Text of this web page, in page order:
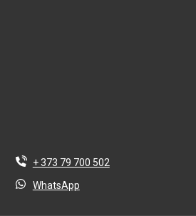
+ 373 79 700 502
WhatsApp